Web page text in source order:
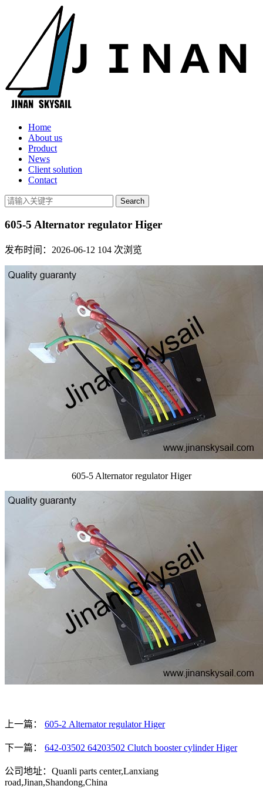
Home
About us
Product
News
Client solution
Contact
605-5 Alternator regulator Higer
发布时间：2026-06-12 104 次浏览
605-5 Alternator regulator Higer
上一篇： 605-2 Alternator regulator Higer
下一篇： 642-03502 64203502 Clutch booster cylinder Higer
公司地址：Quanli parts center,Lanxiang
road,Jinan,Shandong,China